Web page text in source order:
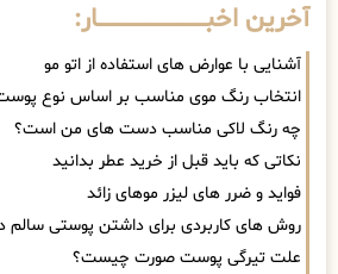
آخرین اخبــــــــــــــــــــــــــــــار:
آشنایی با عوارض های استفاده از اتو مو
انتخاب رنگ موی مناسب بر اساس نوع
چه رنگ لاکی مناسب دست های من است؟
نکاتی که باید قبل از خرید عطر بدانید
فواید و ضرر های لیزر موهای زائد
روش های کاربردی برای داشتن پوستی سالم
علت تیرگی پوست صورت چیست؟